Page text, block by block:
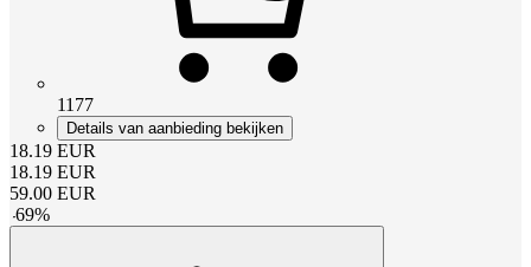
1177
Details van aanbieding bekijken
18.19 EUR
18.19 EUR
59.00 EUR
-69%